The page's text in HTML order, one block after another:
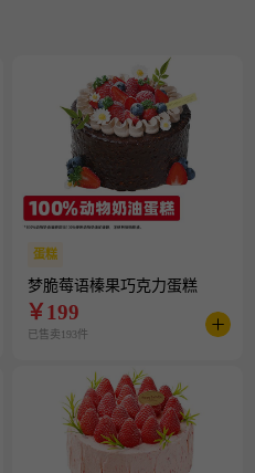
蛋糕
梦脆莓语榛果巧克力蛋糕
￥199
已售卖193件